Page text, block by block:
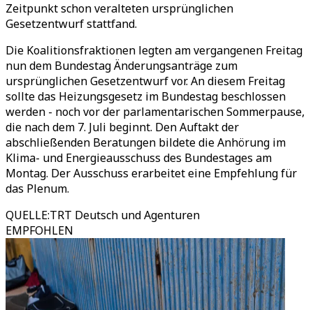
Zeitpunkt schon veralteten ursprünglichen
Gesetzentwurf stattfand.
Die Koalitionsfraktionen legten am vergangenen Freitag
nun dem Bundestag Änderungsanträge zum
ursprünglichen Gesetzentwurf vor. An diesem Freitag
sollte das Heizungsgesetz im Bundestag beschlossen
werden - noch vor der parlamentarischen Sommerpause,
die nach dem 7. Juli beginnt. Den Auftakt der
abschließenden Beratungen bildete die Anhörung im
Klima- und Energieausschuss des Bundestages am
Montag. Der Ausschuss erarbeitet eine Empfehlung für
das Plenum.
QUELLE:TRT Deutsch und Agenturen
EMPFOHLEN